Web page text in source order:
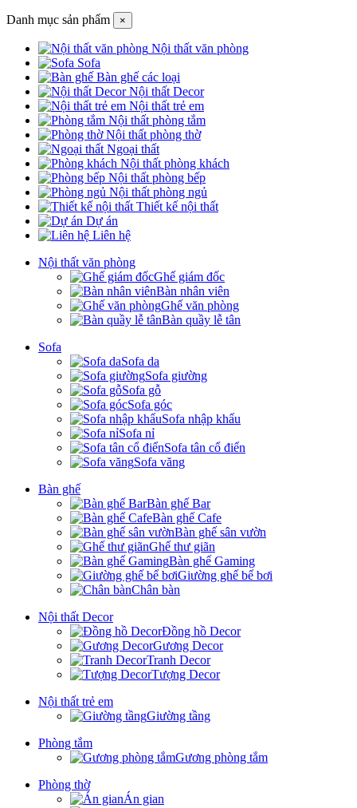
Danh mục sản phẩm ×
Nội thất văn phòng
Sofa
Bàn ghế các loại
Nội thất Decor
Nội thất trẻ em
Nội thất phòng tắm
Nội thất phòng thờ
Ngoại thất
Nội thất phòng khách
Nội thất phòng bếp
Nội thất phòng ngủ
Thiết kế nội thất
Dự án
Liên hệ
Nội thất văn phòng
Ghế giám đốc
Bàn nhân viên
Ghế văn phòng
Bàn quầy lễ tân
Sofa
Sofa da
Sofa giường
Sofa gỗ
Sofa góc
Sofa nhập khẩu
Sofa nỉ
Sofa tân cổ điển
Sofa văng
Bàn ghế
Bàn ghế Bar
Bàn ghế Cafe
Bàn ghế sân vườn
Ghế thư giãn
Bàn ghế Gaming
Giường ghế bể bơi
Chân bàn
Nội thất Decor
Đồng hồ Decor
Gương Decor
Tranh Decor
Tượng Decor
Nội thất trẻ em
Giường tầng
Phòng tắm
Gương phòng tắm
Phòng thờ
Án gian